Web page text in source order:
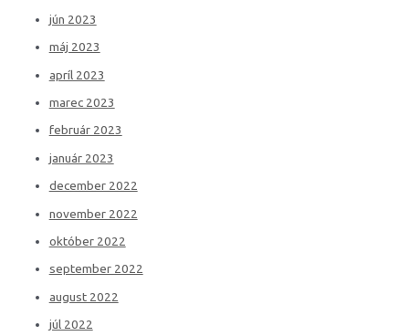
jún 2023
máj 2023
apríl 2023
marec 2023
február 2023
január 2023
december 2022
november 2022
október 2022
september 2022
august 2022
júl 2022